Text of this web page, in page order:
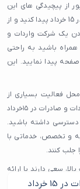
از پیچیدگی های این
کار هستید همین حالا یک شرکت واردات و صادرات خوب در 15 خرداد پیدا کنید و از
یک شرکت واردات و
صفحه همراه باشید به راحتی
را از طریق این صفحه پیدا نمایید. این
محل فعالیت بسیاری از
کسب و کارها و مراکز مختلف است. اگر به دنبال شرکت واردات و صادرات در ۱۵خرداد
داشته باشید.
با سال‌ها تجربه و تخصص، خدماتی با
جلب کنند.
رقابت بالا، سعی دارند با ارائه
طرفی، وجود مراکز
هزینه و تعرفه های شرکت های واردات و صادرات در 15 خرداد